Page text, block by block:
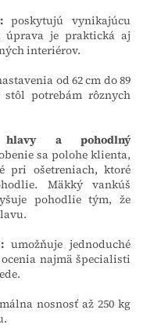
poskytujú vynikajúcu
je praktická aj
interiérov.
od 62 cm do 89
potrebám rôznych
hlavy a pohodlný
sa polohe klienta,
pri ošetreniach, ktoré
Mäkký vankúš
pohodlie tým, že
umožňuje jednoduché
najmä špecialisti
nosnosť až 250 kg